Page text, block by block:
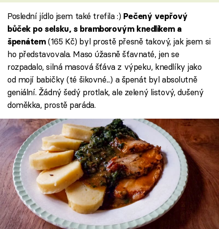
Poslední jídlo jsem také trefila :) Pečený vepřový
bůček po selsku, s bramborovým knedlíkem a
špenátem(165 Kč) byl prostě přesně takový, jak jsem si
ho představovala. Maso úžasně šťavnaté, jen se
rozpadalo, silná masová šťáva z výpeku, knedlíky jako
od mojí babičky (té šikovné...) a špenát byl absolutně
geniální. Žádný šedý protlak, ale zelený listový, dušený
doměkka, prostě paráda.